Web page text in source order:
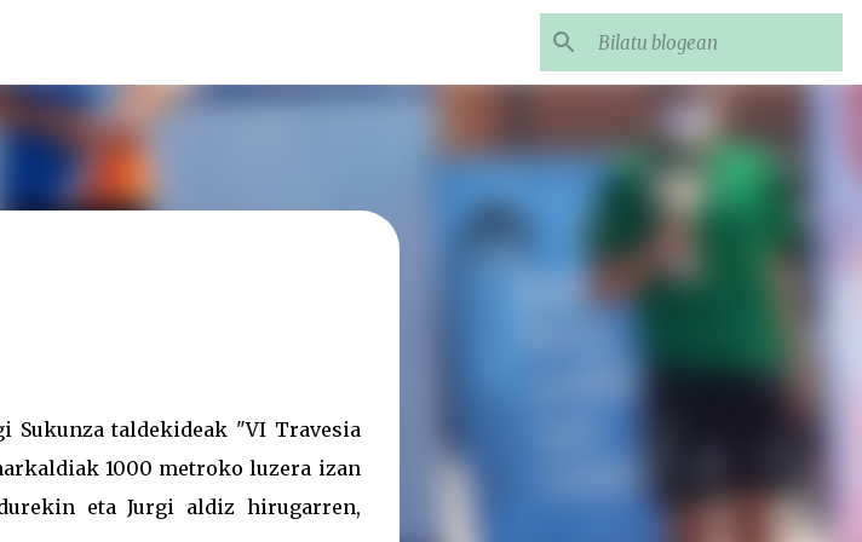
joan eduki nagusira
Sukunza taldekideak "VI Travesia
1000 metroko luzera izan
eta Jurgi aldiz hirugarren,